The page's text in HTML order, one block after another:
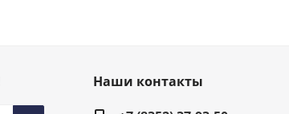
Наши контакты